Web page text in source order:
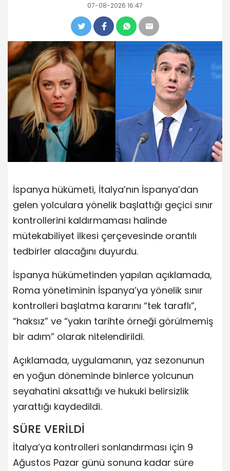
07-08-2026 16:47
İspanya hükümeti, İtalya’nın İspanya’dan
gelen yolculara yönelik başlattığı geçici sınır
kontrollerini kaldırmaması halinde
mütekabiliyet ilkesi çerçevesinde orantılı
tedbirler alacağını duyurdu.
İspanya hükümetinden yapılan açıklamada,
Roma yönetiminin İspanya’ya yönelik sınır
kontrolleri başlatma kararını “tek taraflı”,
“haksız” ve “yakın tarihte örneği görülmemiş
bir adım” olarak nitelendirildi.
Açıklamada, uygulamanın, yaz sezonunun
en yoğun döneminde binlerce yolcunun
seyahatini aksattığı ve hukuki belirsizlik
yarattığı kaydedildi.
SÜRE VERİLDİ
İtalya’ya kontrolleri sonlandırması için 9
Ağustos Pazar günü sonuna kadar süre